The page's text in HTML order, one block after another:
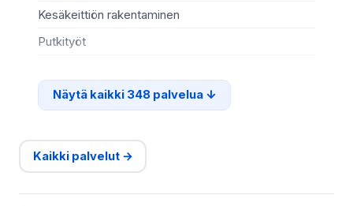
Kesäkeittiön rakentaminen
Putkityöt
Näytä kaikki 348 palvelua
Kaikki palvelut →